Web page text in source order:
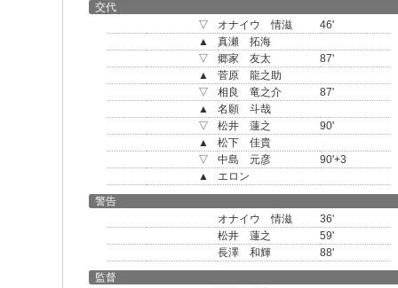
交代
▽
オナイウ 情滋
46'
▲
真瀬 拓海
▽
郷家 友太
87'
▲
菅原 龍之助
▽
相良 竜之介
87'
▲
名願 斗哉
▽
松井 蓮之
90'
▲
松下 佳貴
▽
中島 元彦
90'+3
▲
エロン
警告
オナイウ 情滋
36'
松井 蓮之
59'
長澤 和輝
88'
監督